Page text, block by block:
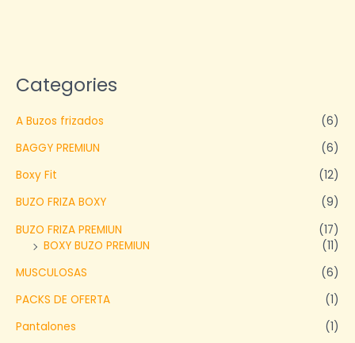
Categories
A Buzos frizados
(6)
BAGGY PREMIUN
(6)
Boxy Fit
(12)
BUZO FRIZA BOXY
(9)
BUZO FRIZA PREMIUN
(17)
BOXY BUZO PREMIUN
(11)
MUSCULOSAS
(6)
PACKS DE OFERTA
(1)
Pantalones
(1)